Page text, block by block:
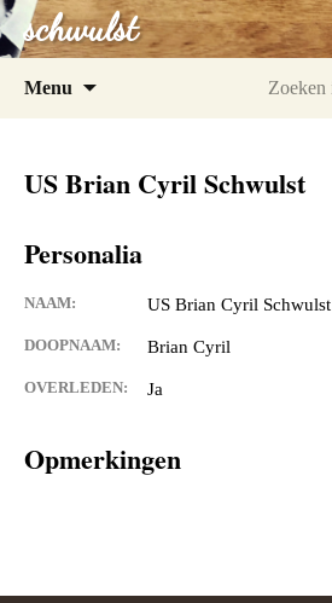
schwulst
Menu
US Brian Cyril Schwulst
Personalia
NAAM: US Brian Cyril Schwulst
DOOPNAAM: Brian Cyril
OVERLEDEN: Ja
Opmerkingen